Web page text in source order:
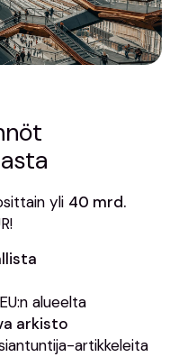
yli 40 mrd.
alueelta
arkisto
artikkeleita